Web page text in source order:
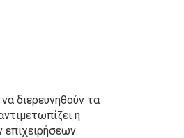
διερευνηθούν τα
η
επιχειρήσεων.